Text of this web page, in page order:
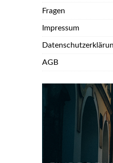
Fragen
Impressum
AGB